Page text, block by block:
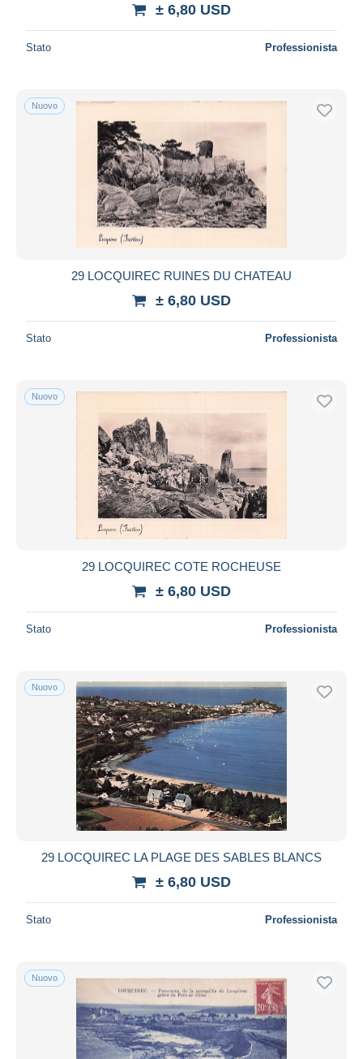
± 6,80 USD
Stato Professionista
Nuovo
29 LOCQUIREC RUINES DU CHATEAU
± 6,80 USD
Stato Professionista
Nuovo
29 LOCQUIREC COTE ROCHEUSE
± 6,80 USD
Stato Professionista
Nuovo
29 LOCQUIREC LA PLAGE DES SABLES BLANCS
± 6,80 USD
Stato Professionista
Nuovo